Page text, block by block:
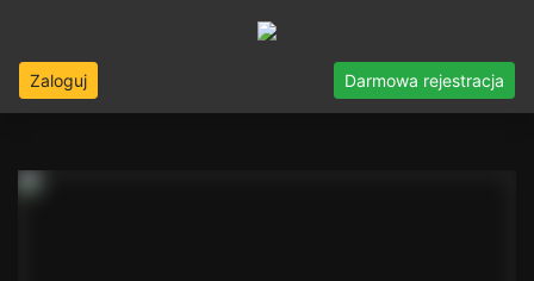
Zaloguj Darmowa rejestracja